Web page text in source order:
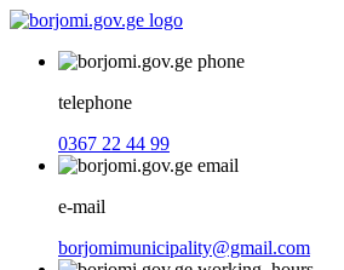
telephone
0367 22 44 99
e-mail
borjomimunicipality@gmail.com